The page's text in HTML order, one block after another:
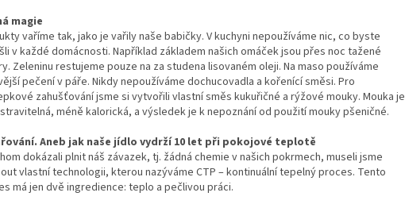
magie
vaříme tak, jako je vařily naše babičky. V kuchyni nepoužíváme nic, co byste
v každé domácnosti. Například základem našich omáček jsou přes noc tažené
Zeleninu restujeme pouze na za studena lisovaném oleji. Na maso používáme
pečení v páře. Nikdy nepoužíváme dochucovadla a kořenící směsi. Pro
zahušťování jsme si vytvořili vlastní směs kukuřičné a rýžové mouky. Mouka je
méně kalorická, a výsledek je k nepoznání od použití mouky pšeničné.
Aneb jak naše jídlo vydrží 10 let při pokojové teplotě
dokázali plnit náš závazek, tj. žádná chemie v našich pokrmech, museli jsme
vlastní technologii, kterou nazýváme CTP – kontinuální tepelný proces. Tento
má jen dvě ingredience: teplo a pečlivou práci.